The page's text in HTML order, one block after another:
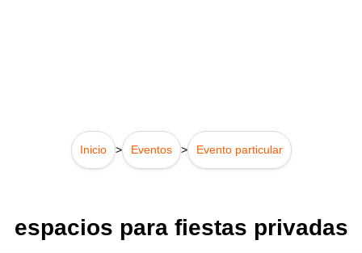
Inicio > Eventos > Evento particular
espacios para fiestas privadas